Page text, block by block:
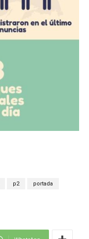
p2 portada